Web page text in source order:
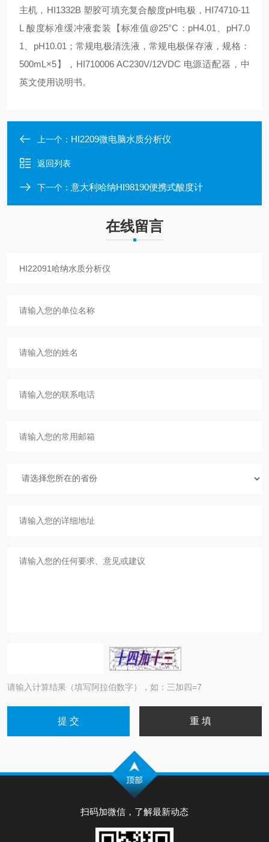
主机，HI1332B 塑胶可填充复合酸度pH电极，HI74710-11
L 酸度标准缓冲液套装【标准值@25°C：pH4.01、pH7.0
1、pH10.01；常规电极清洗液，常规电极保存液，规格：
500mL×5】，HI710006 AC230V/12VDC 电源适配器，中
英文使用说明书。
上一个： HI2209微电脑水质分析仪
返回列表
下一个： 意大利哈纳HI98190便携式酸度计
在线留言
请输入计算结果（填写阿拉伯数字），如：三加四=7
扫码加微信，了解最新动态